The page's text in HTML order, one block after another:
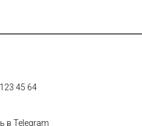
45 64
в Telegram